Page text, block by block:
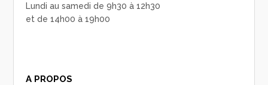
Lundi au samedi de 9h30 à 12h30
et de 14h00 à 19h00
A PROPOS